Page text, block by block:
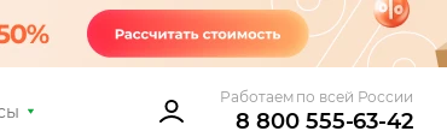
Работаем по всей России
8 800 555-63-42